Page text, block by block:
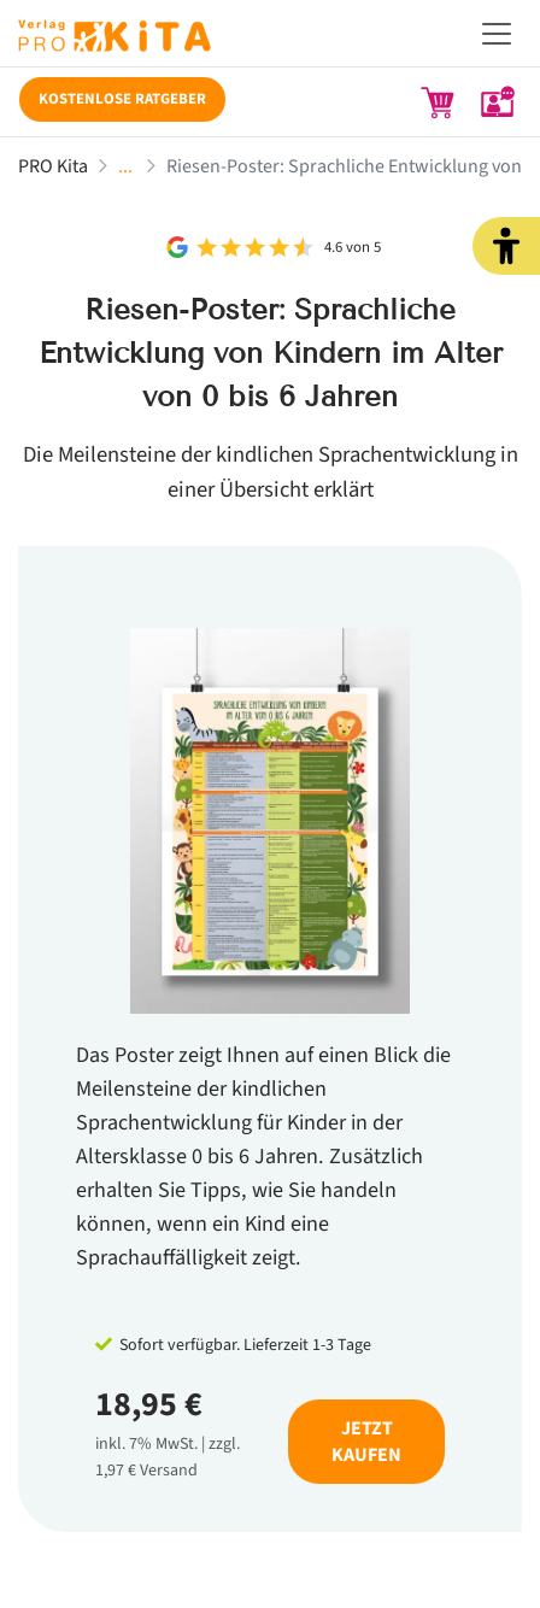
KOSTENLOSE RATGEBER
PRO Kita Riesen-Poster: Sprachliche Entwicklung von
4.6 von 5
Riesen-Poster: Sprachliche
Entwicklung von Kindern im Alter
von 0 bis 6 Jahren
Die Meilensteine der kindlichen Sprachentwicklung in
einer Übersicht erklärt
Das Poster zeigt Ihnen auf einen Blick die
Meilensteine der kindlichen
Sprachentwicklung für Kinder in der
Altersklasse 0 bis 6 Jahren. Zusätzlich
erhalten Sie Tipps, wie Sie handeln
können, wenn ein Kind eine
Sprachauffälligkeit zeigt.
Sofort verfügbar. Lieferzeit 1-3 Tage
18,95 €
inkl. 7% MwSt. | zzgl.
1,97 € Versand
JETZT
KAUFEN